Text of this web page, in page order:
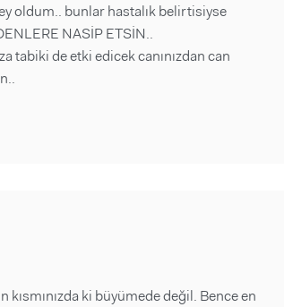
oldum.. bunlar hastalık belirtisiyse
NASİP ETSİN..
tabiki de etki edicek canınızdan can
ki büyümede değil. Bence en